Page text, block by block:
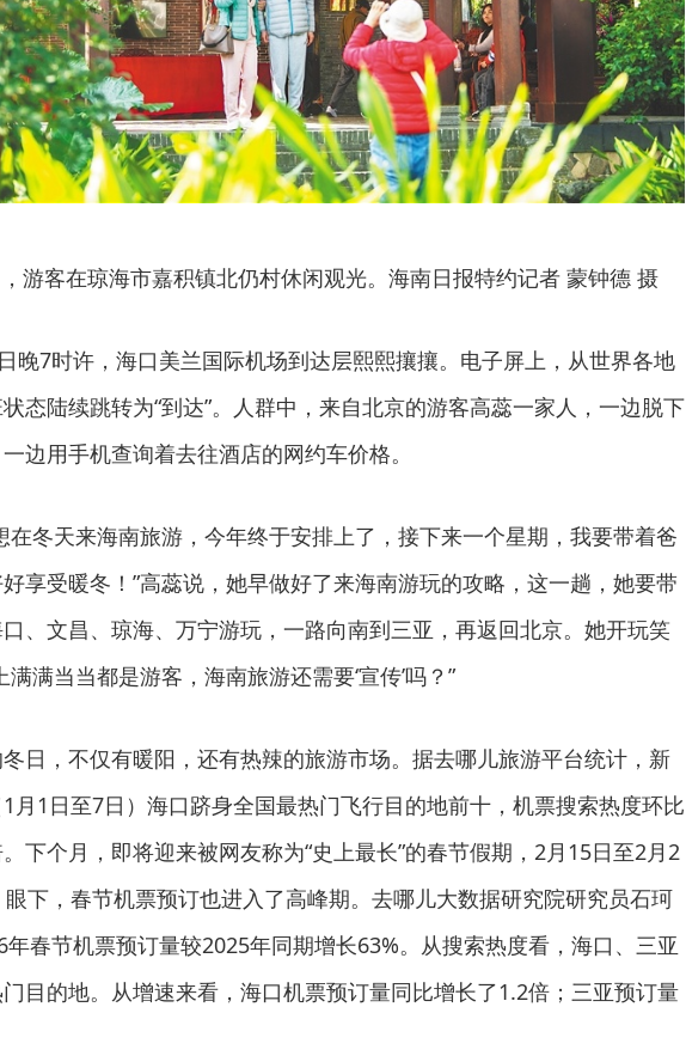
游客在琼海市嘉积镇北仍村休闲观光。海南日报特约记者 蒙钟德 摄
晚7时许，海口美兰国际机场到达层熙熙攘攘。电子屏上，从世界各地
态陆续跳转为“到达”。人群中，来自北京的游客高蕊一家人，一边脱下
边用手机查询着去往酒店的网约车价格。
在冬天来海南旅游，今年终于安排上了，接下来一个星期，我要带着爸
享受暖冬！”高蕊说，她早做好了来海南游玩的攻略，这一趟，她要带
、文昌、琼海、万宁游玩，一路向南到三亚，再返回北京。她开玩笑
满满当当都是游客，海南旅游还需要‘宣传’吗？”
日，不仅有暖阳，还有热辣的旅游市场。据去哪儿旅游平台统计，新
月1日至7日）海口跻身全国最热门飞行目的地前十，机票搜索热度环比
下个月，即将迎来被网友称为“史上最长”的春节假期，2月15日至2月2
下，春节机票预订也进入了高峰期。去哪儿大数据研究院研究员石珂
年春节机票预订量较2025年同期增长63%。从搜索热度看，海口、三亚
门目的地。从增速来看，海口机票预订量同比增长了1.2倍；三亚预订量